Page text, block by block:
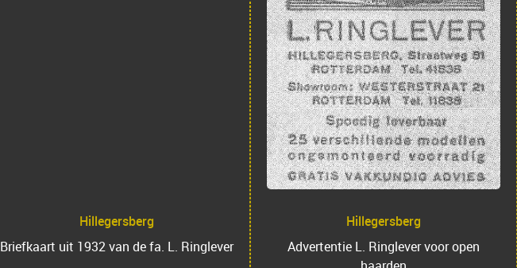
Hillegersberg
Briefkaart uit 1932 van de fa. L. Ringlever
Hillegersberg
Advertentie L. Ringlever voor open